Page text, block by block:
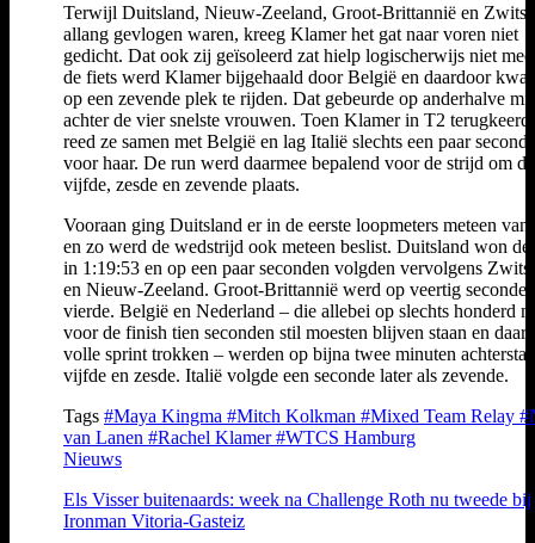
Terwijl Duitsland, Nieuw-Zeeland, Groot-Brittannië en
allang gevlogen waren, kreeg Klamer het gat naar voren niet
gedicht. Dat ook zij geïsoleerd zat hielp logischerwijs niet
de fiets werd Klamer bijgehaald door België en daardoor
op een zevende plek te rijden. Dat gebeurde op anderhalve
achter de vier snelste vrouwen. Toen Klamer in T2
reed ze samen met België en lag Italië slechts een paar
voor haar. De run werd daarmee bepalend voor de strijd om de
vijfde, zesde en zevende plaats.
Vooraan ging Duitsland er in de eerste loopmeters meteen
en zo werd de wedstrijd ook meteen beslist. Duitsland won de
in 1:19:53 en op een paar seconden volgden vervolgens
en Nieuw-Zeeland. Groot-Brittannië werd op veertig seconden
vierde. België en Nederland – die allebei op slechts honderd
voor de finish tien seconden stil moesten blijven staan en
volle sprint trokken – werden op bijna twee minuten
vijfde en zesde. Italië volgde een seconde later als zevende.
Tags #Maya Kingma #Mitch Kolkman #Mixed Team Relay
van Lanen #Rachel Klamer#WTCS Hamburg
Nieuws
Els Visser buitenaards: week na Challenge Roth nu tweede bij
Ironman Vitoria-Gasteiz